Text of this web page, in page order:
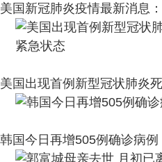
美国新冠肺炎疫情最新消息
美国出现首例新型冠状肺炎
韩国今日再增505例确诊病例